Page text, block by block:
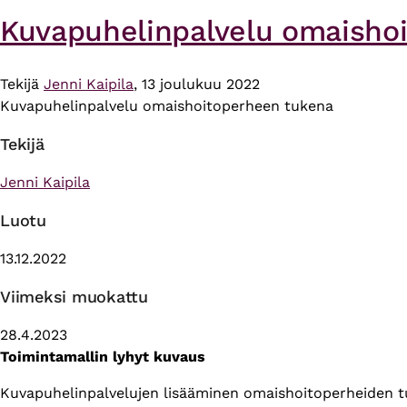
Kuvapuhelinpalvelu
Tekijä Jenni Kaipila, 13 joulukuu 2022
Kuvapuhelinpalvelu omaishoitoperheen tukena
Tekijä
Jenni Kaipila
Luotu
13.12.2022
Viimeksi muokattu
28.4.2023
Toimintamallin lyhyt kuvaus
Kuvapuhelinpalvelujen lisääminen